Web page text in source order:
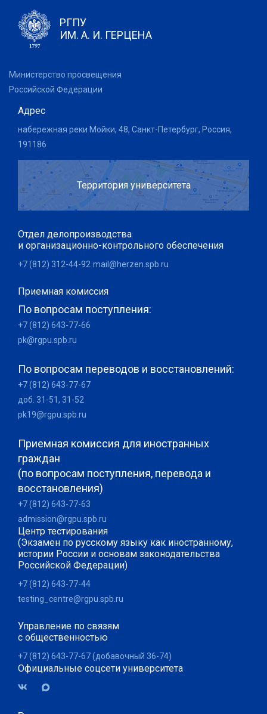
РГПУ
ИМ. А. И. ГЕРЦЕНА
Министерство просвещения
Российской Федерации
Адрес
набережная реки Мойки, 48, Санкт-Петербург, Россия,
191186
Территория университета
Отдел делопроизводства
и организационно-контрольного обеспечения
+7 (812) 312-44-92 mail@herzen.spb.ru
Приемная комиссия
По вопросам поступления:
+7 (812) 643-77-66
pk@rgpu.spb.ru
По вопросам переводов и восстановлений:
+7 (812) 643-77-67
доб. 31-51, 31-52
pk19@rgpu.spb.ru
Приемная комиссия для иностранных
граждан
(по вопросам поступления, перевода и
восстановления)
+7 (812) 643-77-63
admission@rgpu.spb.ru
Центр тестирования
(Экзамен по русскому языку как иностранному,
истории России и основам законодательства
Российской Федерации)
+7 (812) 643-77-44
testing_centre@rgpu.spb.ru
Управление по связям
с общественностью
+7 (812) 643-77-67 (добавочный 36-74)
Официальные соцсети университета